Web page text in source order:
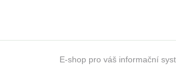
E-shop pro váš informační